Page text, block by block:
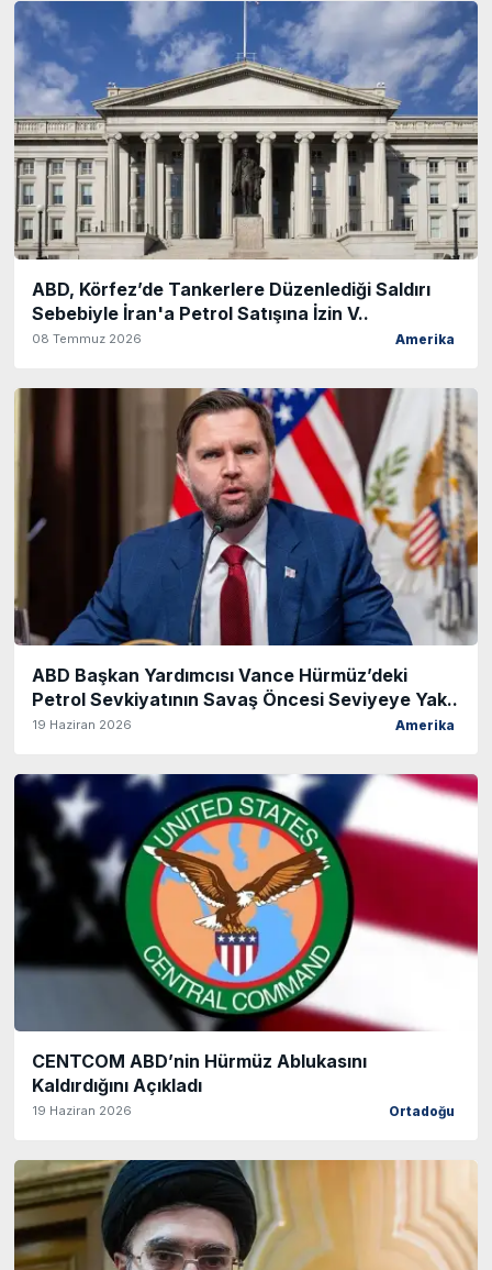
ABD, Körfez’de Tankerlere Düzenlediği Saldırı
Sebebiyle İran'a Petrol Satışına İzin V..
08 Temmuz 2026 Amerika
ABD Başkan Yardımcısı Vance Hürmüz’deki
Petrol Sevkiyatının Savaş Öncesi Seviyeye Yak..
19 Haziran 2026 Amerika
CENTCOM ABD’nin Hürmüz Ablukasını
Kaldırdığını Açıkladı
19 Haziran 2026 Ortadoğu